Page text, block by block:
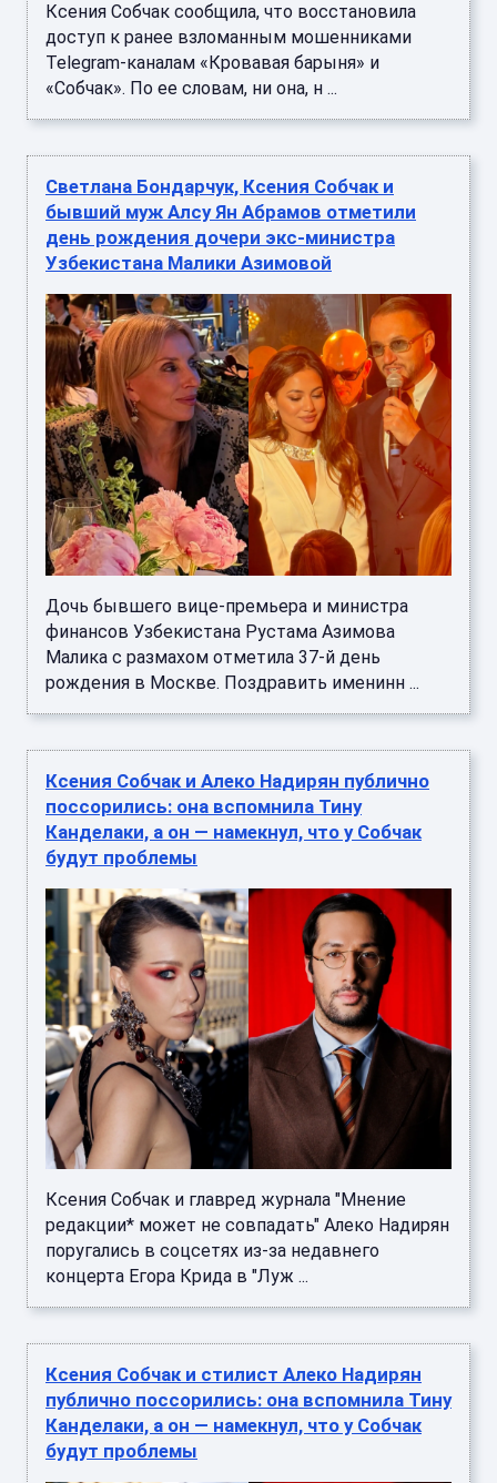
Ксения Собчак сообщила, что восстановила
доступ к ранее взломанным мошенниками
Telegram-каналам «Кровавая барыня» и
«Собчак». По ее словам, ни она, н ...
Светлана Бондарчук, Ксения Собчак и
бывший муж Алсу Ян Абрамов отметили
день рождения дочери экс-министра
Узбекистана Малики Азимовой
Дочь бывшего вице-премьера и министра
финансов Узбекистана Рустама Азимова
Малика с размахом отметила 37-й день
рождения в Москве. Поздравить именинн ...
Ксения Собчак и Алеко Надирян публично
поссорились: она вспомнила Тину
Канделаки, а он — намекнул, что у Собчак
будут проблемы
Ксения Собчак и главред журнала "Мнение
редакции* может не совпадать" Алеко Надирян
поругались в соцсетях из-за недавнего
концерта Егора Крида в "Луж ...
Ксения Собчак и стилист Алеко Надирян
публично поссорились: она вспомнила Тину
Канделаки, а он — намекнул, что у Собчак
будут проблемы